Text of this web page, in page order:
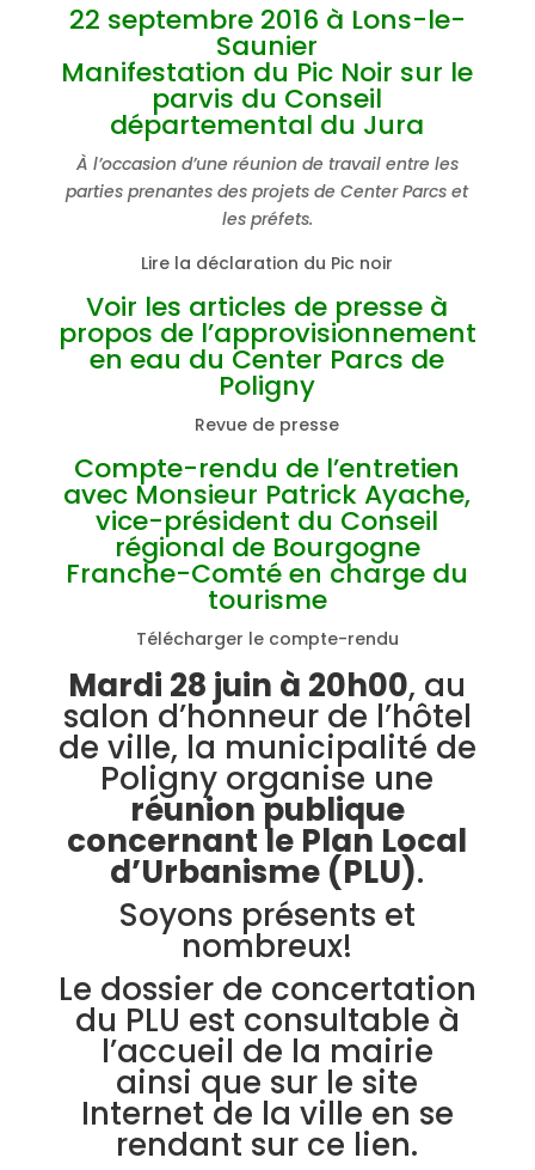
22 septembre 2016 à Lons-le-
Saunier
Manifestation du Pic Noir sur le
parvis du Conseil
départemental du Jura
À l’occasion d’une réunion de travail entre les
parties prenantes des projets de Center Parcs et
les préfets.
Lire la déclaration du Pic noir
Voir les articles de presse à
propos de l’approvisionnement
en eau du Center Parcs de
Poligny
Revue de presse
Compte-rendu de l’entretien
avec Monsieur Patrick Ayache,
vice-président du Conseil
régional de Bourgogne
Franche-Comté en charge du
tourisme
Télécharger le compte-rendu
Mardi 28 juin à 20h00, au
salon d’honneur de l’hôtel
de ville, la municipalité de
Poligny organise une
réunion publique
concernant le Plan Local
d’Urbanisme (PLU).
Soyons présents et
nombreux!
Le dossier de concertation
du PLU est consultable à
l’accueil de la mairie
ainsi que sur le site
Internet de la ville en se
rendant sur ce lien.